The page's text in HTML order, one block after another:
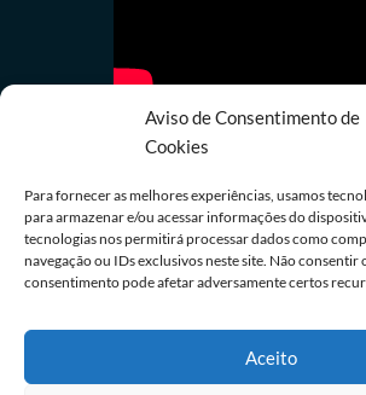
Aviso de Consentimento de
Cookies
Para fornecer as melhores experiências, usamos
para armazenar e/ou acessar informações do
tecnologias nos permitirá processar dados como
navegação ou IDs exclusivos neste site. Não consentir
consentimento pode afetar adversamente certos
Aceito
Política
Lula quer mostrar a Trump números
desmatamento na Amazônia
Redação 08/08/2026